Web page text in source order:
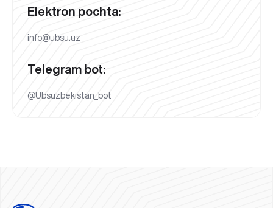
Elektron pochta:
info@ubsu.uz
Telegram bot:
@Ubsuzbekistan_bot